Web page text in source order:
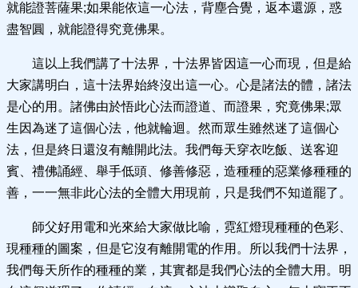
就能證菩薩果;如果能依這一心法，背塵合覺，返本還源，惑
盡智圓，就能證得究竟佛果。
這以上我們講了十法界，十法界皆因這一心而現，但是給
大家講明白，這十法界始終沒出這一心。心是諸法的體，諸法
是心的用。諸佛由於悟此心法而證道、而證果，究竟佛果;眾
生因為迷了這個心法，他就輪迴。然而眾生雖然迷了這個心
法，但是終日還沒有離開此法。我們每天穿衣吃飯、送客迎
賓、禮佛誦經、舉手低頭、修善修惡，造種種的惡業修種種的
善，一一無非此心法的全體大用現前，只是我們不知道罷了。
師父好用電和光來給大家做比喻，霓紅燈現種種的色彩、
現種種的圖案，但是它沒有離開電的作用。所以我們十法界，
我們每天所作的種種的業，其實都是我們心法的全體大用。明